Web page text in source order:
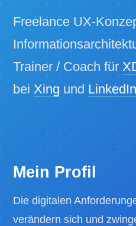
Freelance UX-
Trainer / Coach für
bei Xing und LinkedIn
Mein Profil
Die digitalen
verändern sich und